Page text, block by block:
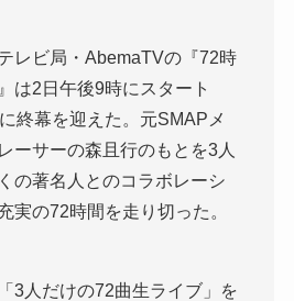
レビ局・AbemaTVの『72時
は2日午後9時にスタート
終幕を迎えた。元SMAPメ
ーサーの森且行のもとを3人
の著名人とのコラボレーシ
実の72時間を走り切った。
3人だけの72曲生ライブ」を